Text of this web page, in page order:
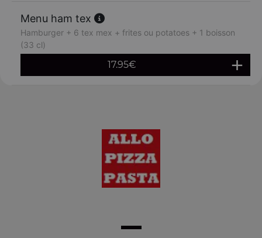
Menu ham tex
Hamburger + 6 tex mex + frites ou potatoes + 1 boisson
(33 cl)
17.95€